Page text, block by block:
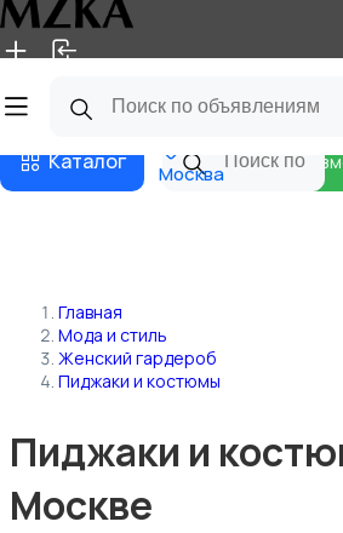
Главная Магазины
Каталог Москва
Главная
Мода и стиль
Женский гардероб
Пиджаки и костюмы
Пиджаки и
Москве